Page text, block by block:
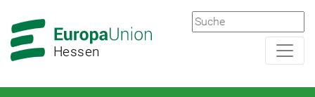
Hauptnavigation
Hauptbereich
Hessen